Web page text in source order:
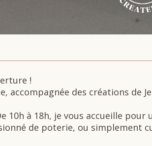
!
accompagnée des créations de
10h à 18h, je vous accueille pour
de poterie, ou simplement